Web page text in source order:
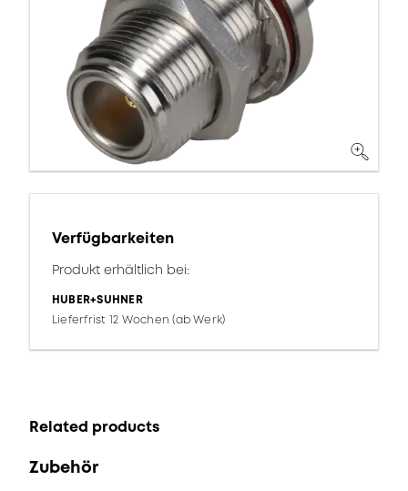
Verfügbarkeiten
Produkt erhältlich bei:
HUBER+SUHNER
Lieferfrist 12 Wochen (ab Werk)
Related products
Zubehör